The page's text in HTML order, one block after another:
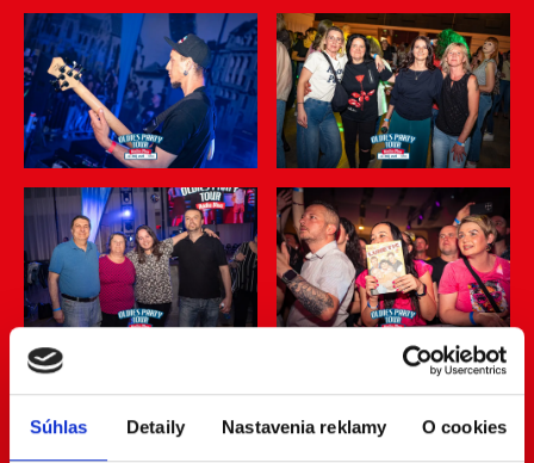
Súhlas Detaily Nastavenia reklamy O cookies